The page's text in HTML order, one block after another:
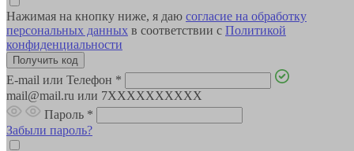
Нажимая на кнопку ниже, я даю согласие на обработку
персональных данных в соответствии с Политикой
конфиденциальности
E-mail или Телефон *
mail@mail.ru или 7XXXXXXXXXX
Пароль *
Забыли пароль?